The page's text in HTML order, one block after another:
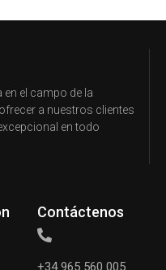
el campo de la
a nuestros clientes
en todo
Contáctenos
+34 965 560 005